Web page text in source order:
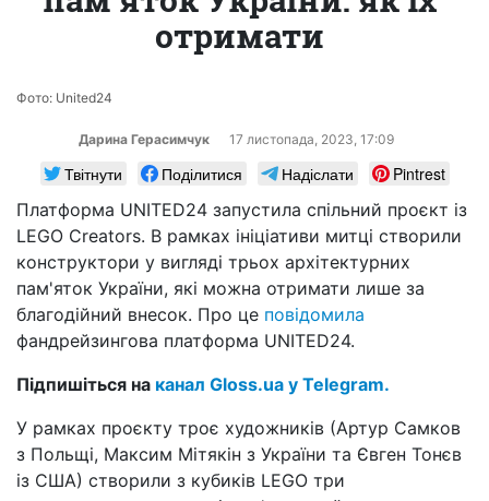
отримати
Фото: United24
Дарина Герасимчук 17 листопада, 2023, 17:09
Твітнути Поділитися Надіслати
Pintrest
Платформа UNITED24 запустила спільний проєкт із
LEGO Creators. В рамках ініціативи митці створили
конструктори у вигляді трьох архітектурних
пам'яток України, які можна отримати лише за
благодійний внесок. Про це повідомила
фандрейзингова платформа UNITED24.
Підпишіться на канал Gloss.ua у Telegram.
У рамках проєкту троє художників (Артур Самков
з Польщі, Максим Мітякін з України та Євген Тонєв
із США) створили з кубиків LEGO три